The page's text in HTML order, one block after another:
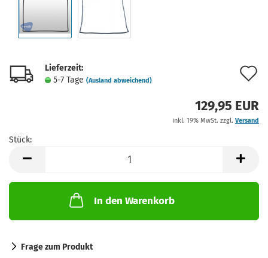
Lieferzeit:
5-7 Tage (Ausland abweichend)
129,95 EUR
inkl. 19% MwSt. zzgl. Versand
Stück:
In den Warenkorb
Frage zum Produkt